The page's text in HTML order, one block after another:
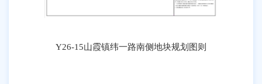
Y26-15山霞镇纬一路南侧地块规划图则